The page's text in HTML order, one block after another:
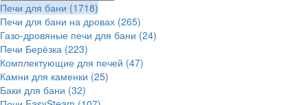
Печи для бани (1718)
Печи для бани на дровах (265)
Газо-дровяные печи для бани (24)
Печи Берёзка (223)
Комплектующие для печей (47)
Камни для каменки (25)
Баки для бани (32)